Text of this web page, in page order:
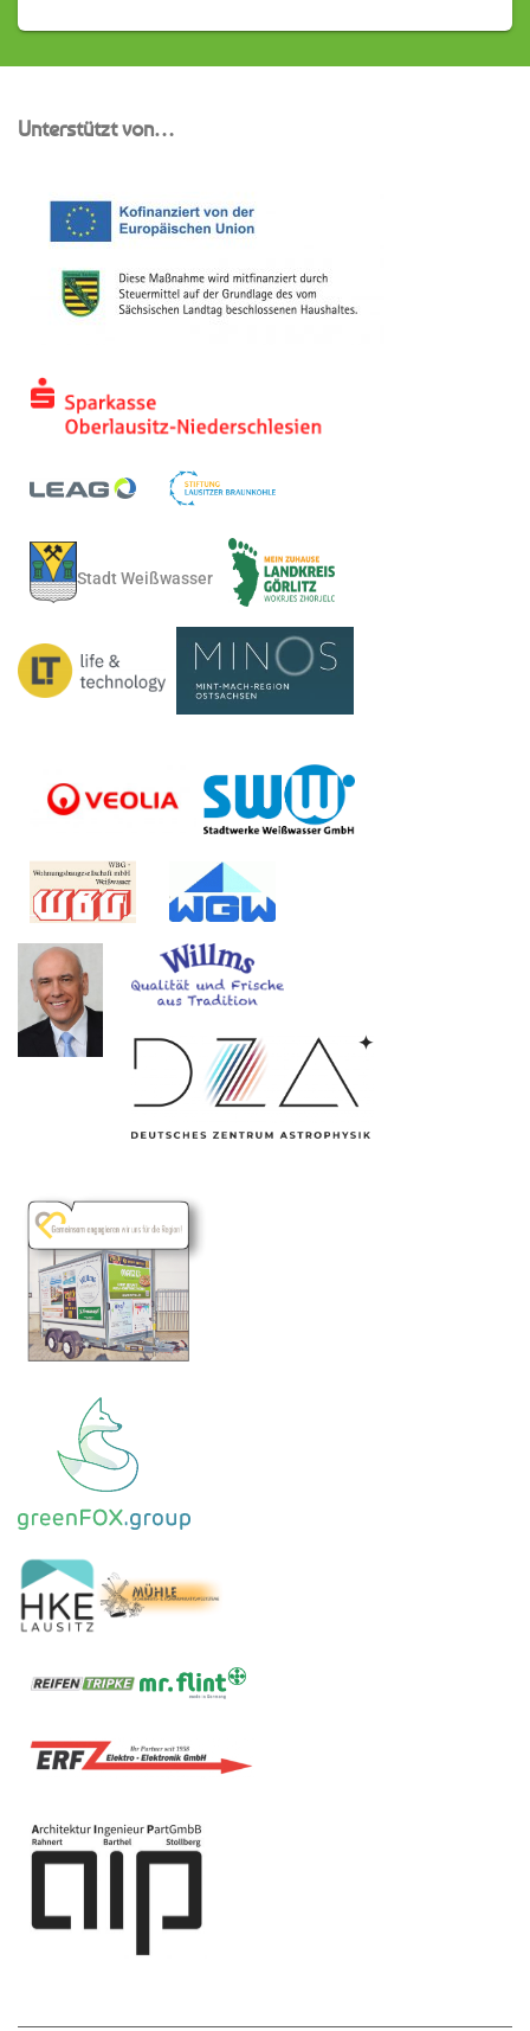
Unterstützt von…
Stadt Weißwasser